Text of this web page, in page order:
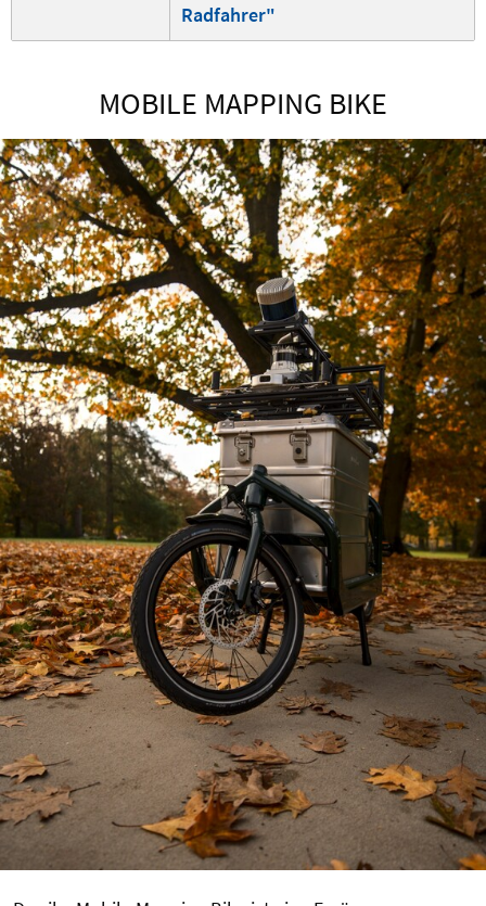
Radfahrer"
MOBILE MAPPING BIKE